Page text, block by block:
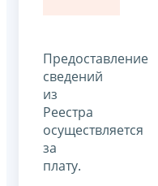
Предоставление
сведений
из
Реестра
осуществляется
за
плату.